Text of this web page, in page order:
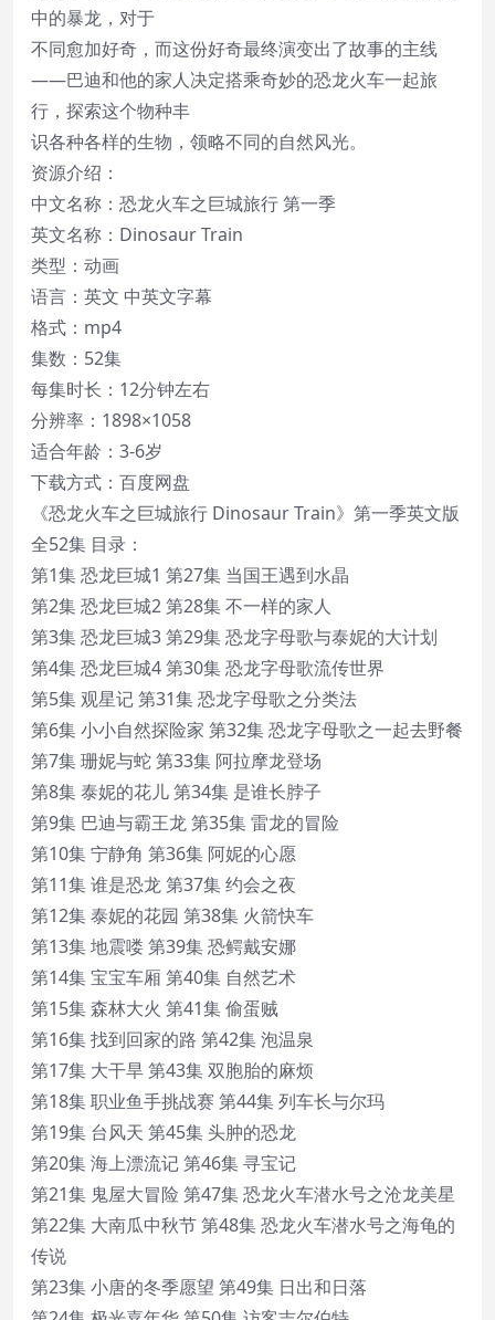
中的暴龙，对于
不同愈加好奇，而这份好奇最终演变出了故事的主线
——巴迪和他的家人决定搭乘奇妙的恐龙火车一起旅
行，探索这个物种丰
识各种各样的生物，领略不同的自然风光。
资源介绍：
中文名称：恐龙火车之巨城旅行 第一季
英文名称：Dinosaur Train
类型：动画
语言：英文 中英文字幕
格式：mp4
集数：52集
每集时长：12分钟左右
分辨率：1898×1058
适合年龄：3-6岁
下载方式：百度网盘
《恐龙火车之巨城旅行 Dinosaur Train》第一季英文版
全52集 目录：
第1集 恐龙巨城1 第27集 当国王遇到水晶
第2集 恐龙巨城2 第28集 不一样的家人
第3集 恐龙巨城3 第29集 恐龙字母歌与泰妮的大计划
第4集 恐龙巨城4 第30集 恐龙字母歌流传世界
第5集 观星记 第31集 恐龙字母歌之分类法
第6集 小小自然探险家 第32集 恐龙字母歌之一起去野餐
第7集 珊妮与蛇 第33集 阿拉摩龙登场
第8集 泰妮的花儿 第34集 是谁长脖子
第9集 巴迪与霸王龙 第35集 雷龙的冒险
第10集 宁静角 第36集 阿妮的心愿
第11集 谁是恐龙 第37集 约会之夜
第12集 泰妮的花园 第38集 火箭快车
第13集 地震喽 第39集 恐鳄戴安娜
第14集 宝宝车厢 第40集 自然艺术
第15集 森林大火 第41集 偷蛋贼
第16集 找到回家的路 第42集 泡温泉
第17集 大干旱 第43集 双胞胎的麻烦
第18集 职业鱼手挑战赛 第44集 列车长与尔玛
第19集 台风天 第45集 头肿的恐龙
第20集 海上漂流记 第46集 寻宝记
第21集 鬼屋大冒险 第47集 恐龙火车潜水号之沧龙美星
第22集 大南瓜中秋节 第48集 恐龙火车潜水号之海龟的
传说
第23集 小唐的冬季愿望 第49集 日出和日落